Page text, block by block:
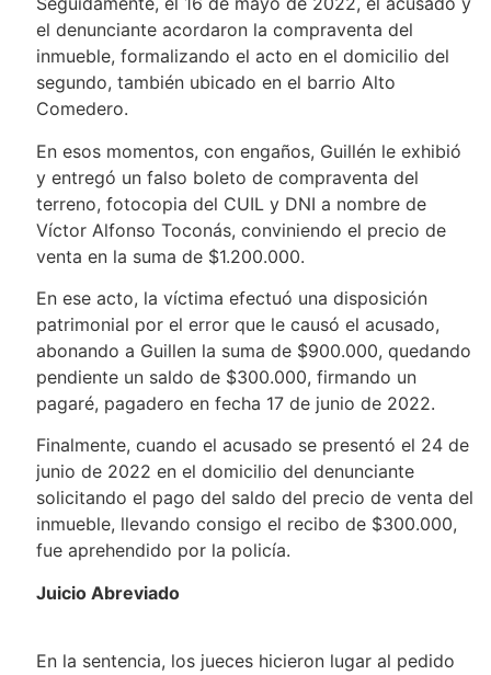
el denunciante acordaron la compraventa del
inmueble, formalizando el acto en el domicilio del
segundo, también ubicado en el barrio Alto
Comedero.
En esos momentos, con engaños, Guillén le exhibió
y entregó un falso boleto de compraventa del
terreno, fotocopia del CUIL y DNI a nombre de
Víctor Alfonso Toconás, conviniendo el precio de
venta en la suma de $1.200.000.
En ese acto, la víctima efectuó una disposición
patrimonial por el error que le causó el acusado,
abonando a Guillen la suma de $900.000, quedando
pendiente un saldo de $300.000, firmando un
pagaré, pagadero en fecha 17 de junio de 2022.
Finalmente, cuando el acusado se presentó el 24 de
junio de 2022 en el domicilio del denunciante
solicitando el pago del saldo del precio de venta del
inmueble, llevando consigo el recibo de $300.000,
fue aprehendido por la policía.
Juicio Abreviado
En la sentencia, los jueces hicieron lugar al pedido